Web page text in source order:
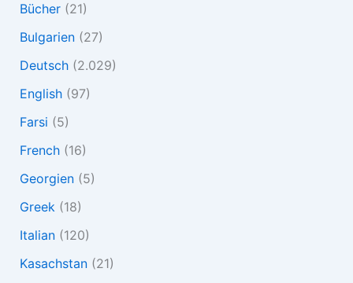
Bücher(21)
Bulgarien(27)
Deutsch(2.029)
English(97)
Farsi (5)
French(16)
Georgien(5)
Greek(18)
Italian(120)
Kasachstan(21)